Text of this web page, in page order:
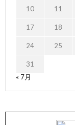
10 11
17 18
24 25
31
« 7月